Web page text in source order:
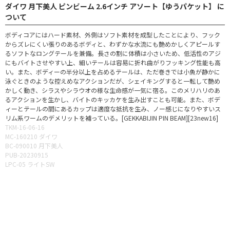
ダイワ 月下美人 ピンビーム 2.6インチ アソート【ゆうパケット】 に
ついて
ボディコアにはハード素材、外側はソフト素材を成型したことにより、フック
からズレにくい張りのあるボディと、わずかな水流にも艶めかしくアピールす
るソフトなロングテールを兼備。長さの割に体積は小さいため、低活性のアジ
にもバイトさせやすい上、細いテールは容易に折れ曲がりフッキング性能も高
い。また、ボディーの半分以上を占めるテールは、ただ巻きでは小魚が静かに
泳ぐときのような控えめなアクションだが、シェイキングすると一転して艶め
かしく動き、シラスやシラウオの様な生命感が一気に宿る。このメリハリのあ
るアクションを生かし、バイトのキッカケを生み出すことも可能。また、ボデ
ィーとテールの間にあるカップは適度な抵抗を生み、ノー感じになりやすいス
リム系ワームのデメリットを補っている。[GEKKABIJIN PIN BEAM][23new16]
TKM-16-06-16
MC-160210 ダイワ
BC-090010 月下美人
PUB-20230915
LPC-05 ライトSW